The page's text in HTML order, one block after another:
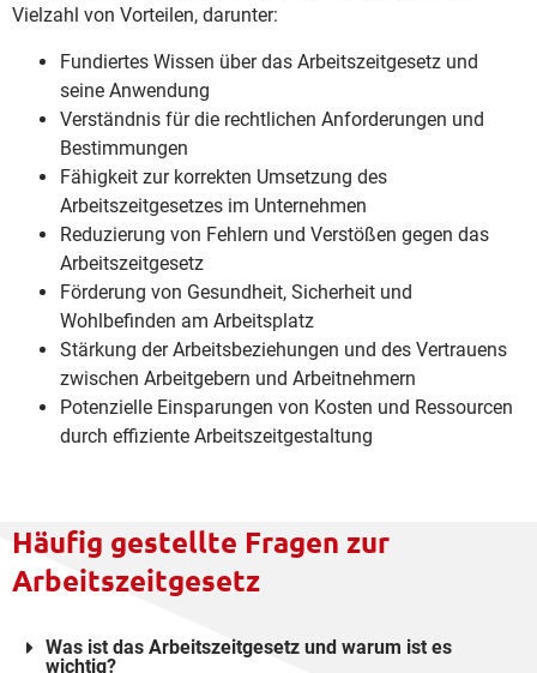
Vielzahl von Vorteilen, darunter:
Fundiertes Wissen über das Arbeitszeitgesetz und
seine Anwendung
Verständnis für die rechtlichen Anforderungen und
Bestimmungen
Fähigkeit zur korrekten Umsetzung des
Arbeitszeitgesetzes im Unternehmen
Reduzierung von Fehlern und Verstößen gegen das
Arbeitszeitgesetz
Förderung von Gesundheit, Sicherheit und
Wohlbefinden am Arbeitsplatz
Stärkung der Arbeitsbeziehungen und des Vertrauens
zwischen Arbeitgebern und Arbeitnehmern
Potenzielle Einsparungen von Kosten und Ressourcen
durch effiziente Arbeitszeitgestaltung
Häufig gestellte Fragen zur
Arbeitszeitgesetz
Was ist das Arbeitszeitgesetz und warum ist es
wichtig?